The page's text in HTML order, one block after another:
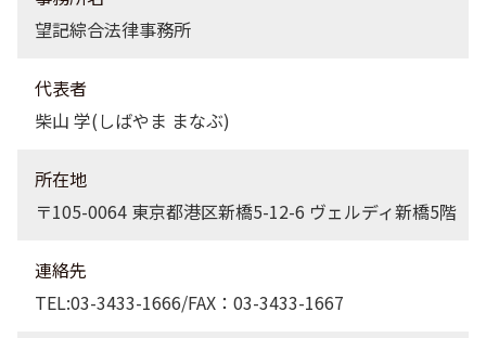
望記綜合法律事務所
代表者
柴山 学(しばやま まなぶ)
所在地
〒105-0064 東京都港区新橋5-12-6 ヴェルディ新橋5階
連絡先
TEL:03-3433-1666/FAX：03-3433-1667